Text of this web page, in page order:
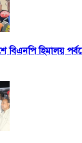
বিএনপি হিমালয়